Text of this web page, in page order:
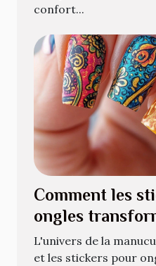
confort...
Comment les
ongles
manucure
L'univers de la
et les stickers pour